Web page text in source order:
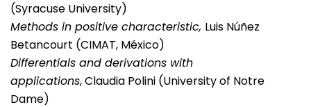
(Syracuse University)
Methods in positive characteristic, Luis Núñez
Betancourt (CIMAT, México)
Differentials and derivations with
applications, Claudia Polini (University of Notre
Dame)